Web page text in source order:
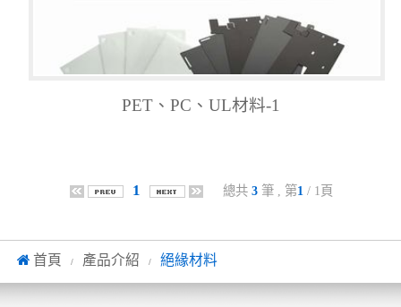
PET、PC、UL材料-1
1 總共 3 筆 , 第1 / 1頁
首頁 / 產品介紹 / 絕緣材料